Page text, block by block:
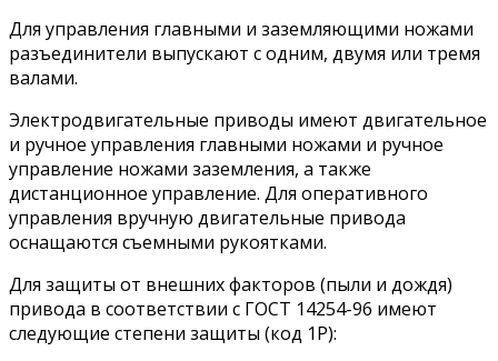
Для управления главными и заземляющими ножами
разъединители выпускают с одним, двумя или тремя
валами.
Электродвигательные приводы имеют двигательное
и ручное управления главными ножами и ручное
управление ножами заземления, а также
дистанционное управление. Для оперативного
управления вручную двигательные привода
оснащаются съемными рукоятками.
Для защиты от внешних факторов (пыли и дождя)
привода в соответствии с ГОСТ 14254-96 имеют
следующие степени защиты (код 1Р):